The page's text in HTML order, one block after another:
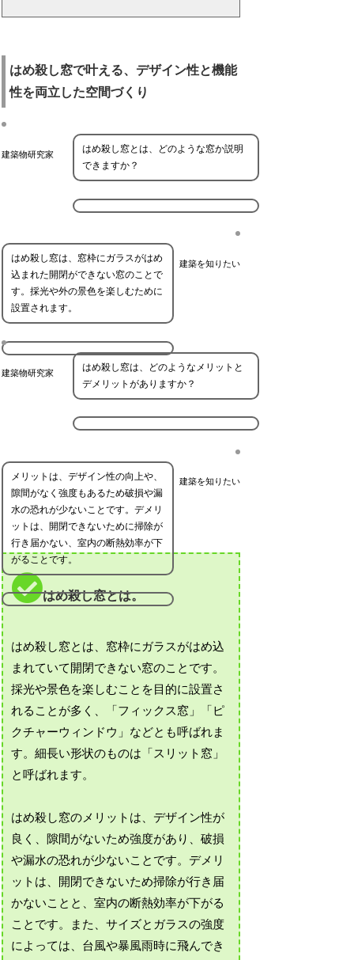
はめ殺し窓で叶える、デザイン性と機能
性を両立した空間づくり
建築物研究家
はめ殺し窓とは、どのような窓か説明
できますか？
建築を知りたい
はめ殺し窓は、窓枠にガラスがはめ
込まれた開閉ができない窓のことで
す。採光や外の景色を楽しむために
設置されます。
建築物研究家
はめ殺し窓は、どのようなメリットと
デメリットがありますか？
建築を知りたい
メリットは、デザイン性の向上や、
隙間がなく強度もあるため破損や漏
水の恐れが少ないことです。デメリ
ットは、開閉できないために掃除が
行き届かない、室内の断熱効率が下
がることです。
はめ殺し窓とは。
はめ殺し窓とは、窓枠にガラスがはめ込
まれていて開閉できない窓のことです。
採光や景色を楽しむことを目的に設置さ
れることが多く、「フィックス窓」「ピ
クチャーウィンドウ」などとも呼ばれま
す。細長い形状のものは「スリット窓」
と呼ばれます。
はめ殺し窓のメリットは、デザイン性が
良く、隙間がないため強度があり、破損
や漏水の恐れが少ないことです。デメリ
ットは、開閉できないため掃除が行き届
かないことと、室内の断熱効率が下がる
ことです。また、サイズとガラスの強度
によっては、台風や暴風雨時に飛んでき